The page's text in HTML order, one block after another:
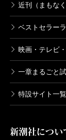
近刊（まもなく
ベストセラー
映画・テレビ
一章まるごと
特設サイト一覧
新潮社につい